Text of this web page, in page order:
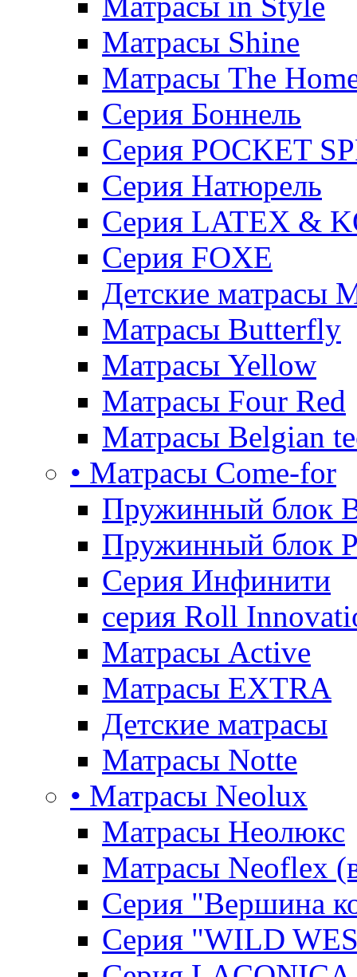
Матрасы Shine
Матрасы The
Серия Боннель
Серия POCKET
Серия Натюрель
Серия LATEX &
Серия FOXE
Детские матрасы
Матрасы Butterfly
Матрасы Yellow
Матрасы Four Red
Матрасы Belgian
• Матрасы Come-for
Пружинный блок
Пружинный блок
Серия Инфинити
серия Roll
Матрасы Active
Матрасы EXTRA
Детские матрасы
Матрасы Notte
• Матрасы Neolux
Матрасы Неолюкс
Матрасы Neoflex
Серия "Вершина
Серия "WILD